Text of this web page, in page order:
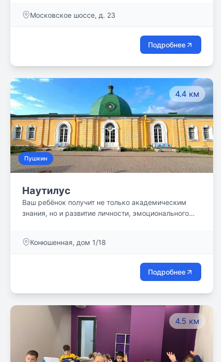
Московское шоссе, д. 23
Подробнее
4.4 км
Пушкин
Наутилус
Ваш ребёнок получит не только академическим
знания, но и развитие личности, эмоционального
себя значимым.
Конюшенная, дом 1/18
Подробнее
4.5 км